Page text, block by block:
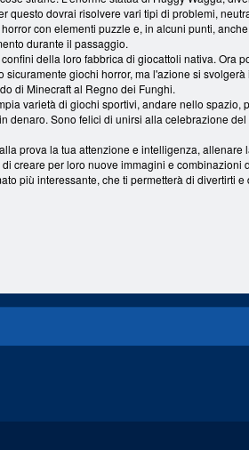
dovrai risolvere vari tipi di problemi,
con elementi puzzle e, in alcuni punti,
durante il passaggio.
della loro fabbrica di giocattoli nativa. Ora
giochi horror, ma l'azione si
di Minecraft al Regno dei Funghi.
varietà di giochi sportivi, andare nello
Sono felici di unirsi alla celebrazione
prova la tua attenzione e intelligenza,
creare per loro nuove immagini e combinazioni
più interessante, che ti permetterà di divertirti